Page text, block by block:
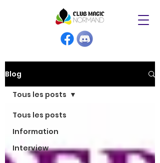
Blog
Tous les posts
Information
Interview
Tous les posts